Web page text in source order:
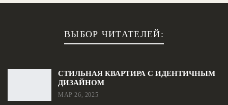
ВЫБОР ЧИТАТЕЛЕЙ:
СТИЛЬНАЯ КВАРТИРА С ИДЕНТИЧНЫМ
ДИЗАЙНОМ
МАР 26, 2025